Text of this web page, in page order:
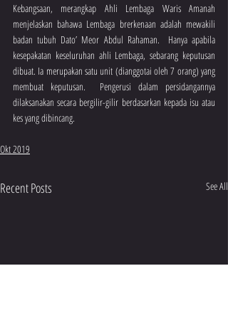
Kebangsaan, merangkap Ahli Lembaga Waris Amanah
menjelaskan bahawa Lembaga brerkenaan adalah mewakili
badan tubuh Dato’ Meor Abdul Rahaman.  Hanya apabila
kesepakatan keseluruhan ahli Lembaga, sebarang keputusan
dibuat. Ia merupakan satu unit (dianggotai oleh 7 orang) yang
membuat keputusan.  Pengerusi dalam persidangannya
dilaksanakan secara bergilir-gilir berdasarkan kepada isu atau
kes yang dibincang.
Okt 2019
Recent Posts See All